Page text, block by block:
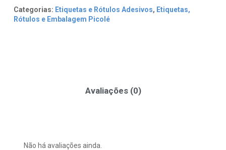
Categorias: Etiquetas e Rótulos Adesivos, Etiquetas,
Rótulos e Embalagem Picolé
Avaliações (0)
Não há avaliações ainda.